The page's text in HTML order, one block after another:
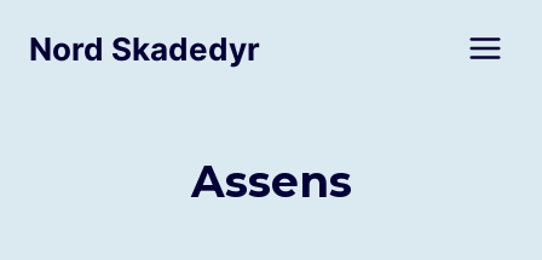
Nord Skadedyr
Assens